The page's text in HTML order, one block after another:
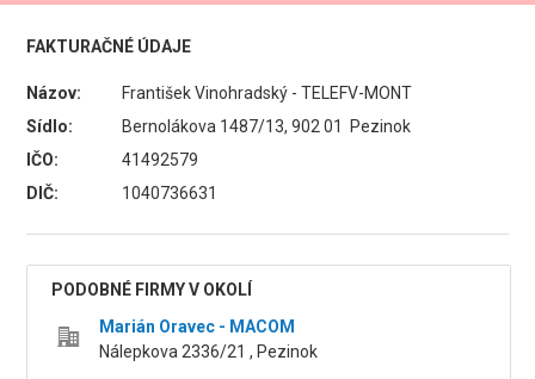
FAKTURAČNÉ ÚDAJE
Názov:
František Vinohradský - TELEFV-MONT
Sídlo:
Bernolákova 1487/13, 902 01 Pezinok
IČO:
41492579
DIČ:
1040736631
PODOBNÉ FIRMY V OKOLÍ
Marián Oravec - MACOM
Nálepkova 2336/21 , Pezinok